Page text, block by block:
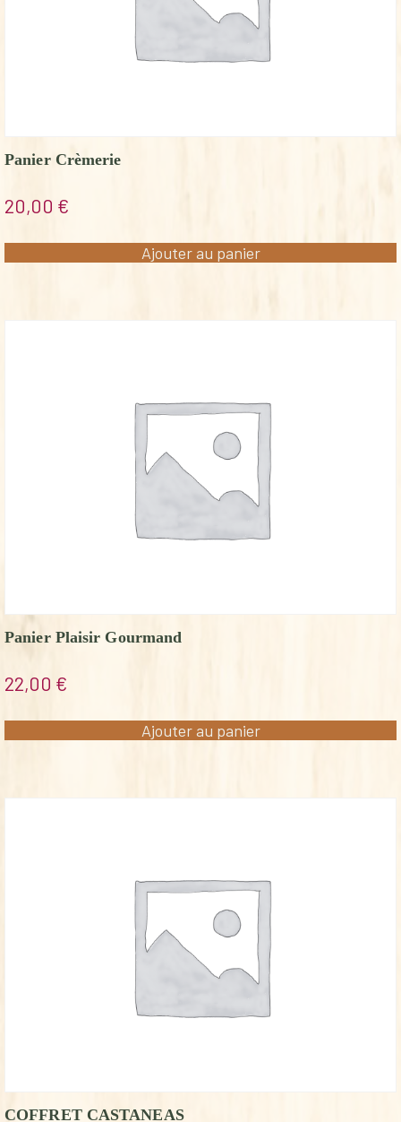
Panier Crèmerie
20,00 €
Ajouter au panier
Panier Plaisir Gourmand
22,00 €
Ajouter au panier
COFFRET CASTANEAS